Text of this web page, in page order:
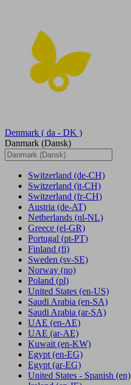
Denmark ( da - DK )
Danmark (Dansk)
Switzerland (de-CH)
Switzerland (it-CH)
Switzerland (fr-CH)
Austria (de-AT)
Netherlands (nl-NL)
Greece (el-GR)
Portugal (pt-PT)
Finland (fi)
Sweden (sv-SE)
Norway (no)
Poland (pl)
United States (en-US)
Saudi Arabia (en-SA)
Saudi Arabia (ar-SA)
UAE (en-AE)
UAE (ar-AE)
Kuwait (en-KW)
Egypt (en-EG)
Egypt (ar-EG)
United States - Spanish (en)